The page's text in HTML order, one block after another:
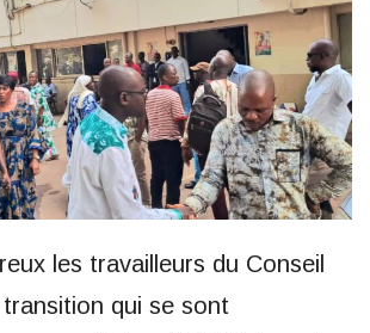
les travailleurs du Conseil
qui se sont